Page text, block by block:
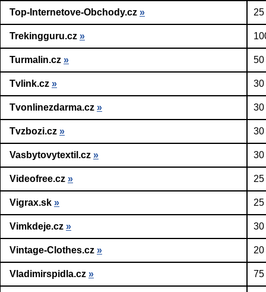
Top-Internetove-Obchody.cz »
Trekingguru.cz »
Turmalin.cz » 50
Tvlink.cz » 30
Tvonlinezdarma.cz » 30
Tvzbozi.cz » 30
Vasbytovytextil.cz » 30
Videofree.cz »
Vigrax.sk »
Vimkdeje.cz » 30
Vintage-Clothes.cz »
Vladimirspidla.cz » 75